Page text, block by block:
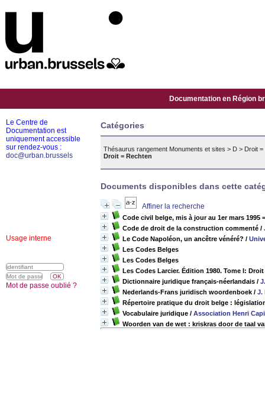
Documentation en Région
Catégories
Thésaurus rangement Monuments et sites > D > Droit
Droit = Rechten
Documents disponibles dans cette
Affiner la recherche
Code civil belge, mis à jour au 1er mars
Code de droit de la construction commenté /
Le Code Napoléon, un ancêtre vénéré? /
Les Codes Belges
Les Codes Belges
Les Codes Larcier. Édition 1980. Tome I:
Dictionnaire juridique français-néerlandais /
Nederlands-Frans juridisch woordenboek / J.
Répertoire pratique du droit belge :
Vocabulaire juridique / Association Henri
Woorden van de wet : kriskras door de taal
Le Centre de
Documentation est
uniquement accessible
sur rendez-vous :
doc@urban.brussels
Usage interne
Mot de passe oublié ?